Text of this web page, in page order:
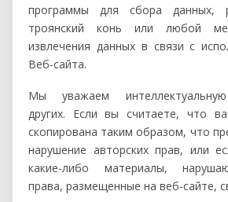
программы для сбора данных,
троянский конь или любой
извлечения данных в связи с
Веб-сайта.
Мы уважаем интеллектуальную
других. Если вы считаете, что
скопирована таким образом, что
нарушение авторских прав, или
какие-либо материалы,
права, размещенные на веб-сайте,